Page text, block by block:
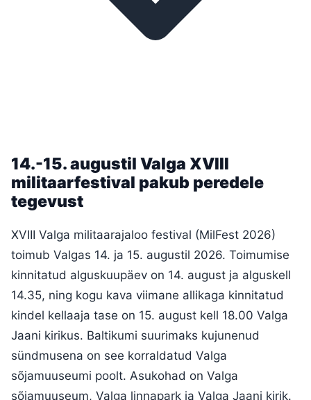
14.-15. augustil Valga XVIII
militaarfestival pakub peredele
tegevust
XVIII Valga militaarajaloo festival (MilFest 2026)
toimub Valgas 14. ja 15. augustil 2026. Toimumise
kinnitatud alguskuupäev on 14. august ja alguskell
14.35, ning kogu kava viimane allikaga kinnitatud
kindel kellaaja tase on 15. august kell 18.00 Valga
Jaani kirikus. Baltikumi suurimaks kujunenud
sündmusena on see korraldatud Valga
sõjamuuseumi poolt. Asukohad on Valga
sõjamuuseum, Valga linnapark ja Valga Jaani kirik.